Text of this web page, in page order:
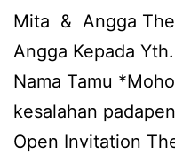
Mita & Angga
Angga Kepada
Nama Tamu
kesalahan
Open Invitation